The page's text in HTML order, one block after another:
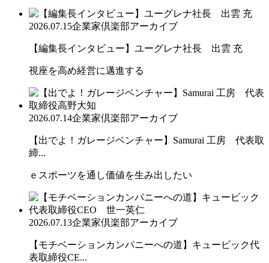
2026.07.15企業家倶楽部アーカイブ
【編集長インタビュー】ユーグレナ社長 出雲 充
視座を高め経営に邁進する
2026.07.14企業家倶楽部アーカイブ
【出でよ！ガレージベンチャー】Samurai 工房 代表取
締...
ｅスポーツを通し価値を生み出したい
2026.07.13企業家倶楽部アーカイブ
【モチベーションカンパニーへの道】キュービック代
表取締役CE...